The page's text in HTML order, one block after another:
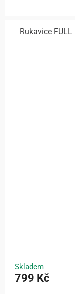
Rukavice FULL
Skladem
799 Kč